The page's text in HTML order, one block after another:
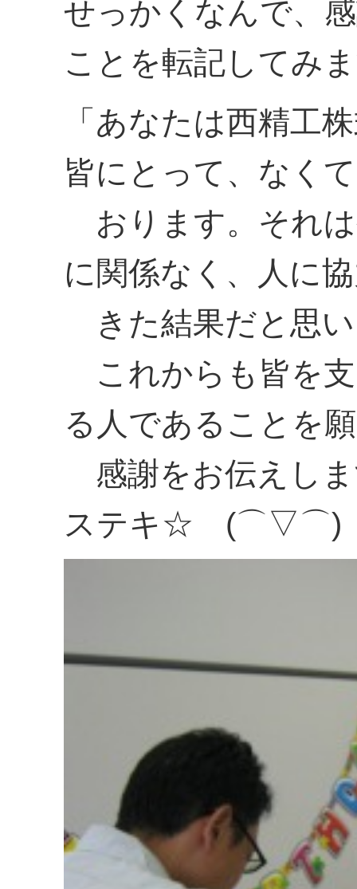
せっかくなんで、
ことを転記してみ
「あなたは西精工
皆にとって、なく
おります。それ
に関係なく、人に
きた結果だと思
これからも皆を
る人であることを
感謝をお伝えし
ステキ☆ (⌒▽⌒)